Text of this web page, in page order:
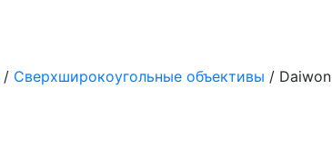
/ Сверхширокоугольные объективы / Daiwon